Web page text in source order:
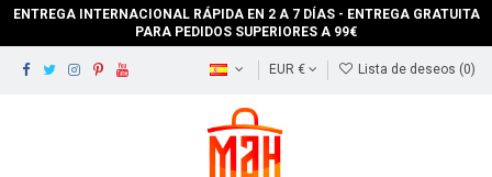
ENTREGA INTERNACIONAL RÁPIDA EN 2 A 7 DÍAS - ENTREGA GRATUITA
PARA PEDIDOS SUPERIORES A 99€
EUR € Lista de deseos (0)